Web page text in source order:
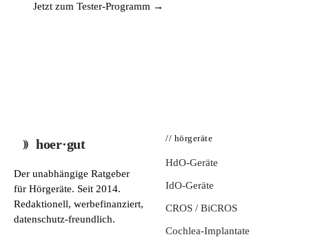
Jetzt zum Tester-Programm →
hoer·gut
Der unabhängige Ratgeber
für Hörgeräte. Seit 2014.
Redaktionell, werbefinanziert,
datenschutz-freundlich.
// hörgeräte
HdO-Geräte
IdO-Geräte
CROS / BiCROS
Cochlea-Implantate